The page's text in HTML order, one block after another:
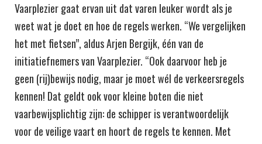
Vaarplezier gaat ervan uit dat varen leuker wordt als je
weet wat je doet en hoe de regels werken. “We vergelijken
het met fietsen”, aldus Arjen Bergijk, één van de
initiatiefnemers van Vaarplezier. “Ook daarvoor heb je
geen (rij)bewijs nodig, maar je moet wél de verkeersregels
kennen! Dat geldt ook voor kleine boten die niet
vaarbewijsplichtig zijn: de schipper is verantwoordelijk
voor de veilige vaart en hoort de regels te kennen. Met